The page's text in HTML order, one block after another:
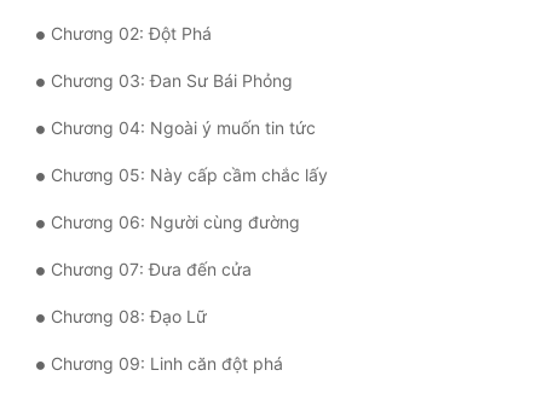
Lịch Sử
Mưu Mô
Mạt Thế
Mỹ Thực
Ngôn Tình
Ngược
Nữ Cường
Nữ Phụ
Chương 02: Đột Phá
Chương 03: Đan Sư Bái Phỏng
Chương 04: Ngoài ý muốn tin tức
Chương 05: Này cấp cầm chắc lấy
Chương 06: Người cùng đường
Chương 07: Đưa đến cửa
Chương 08: Đạo Lữ
Chương 09: Linh căn đột phá